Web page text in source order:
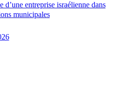
d’une entreprise israélienne dans
municipales